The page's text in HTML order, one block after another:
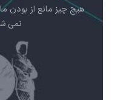
هیچ چیز مانع از بودن
نمی